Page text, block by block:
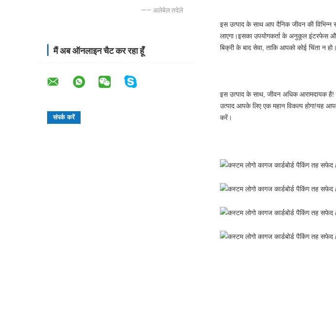
—— अलेबेल तदेले
मैं अब ऑनलाइन चैट कर रहा हूँ
इस उत्पाद के साथ आप दैनिक जीवन की
लाएगा।इसका उपयोगकर्ता के अनुकूल इंटरफेस
बिक्री के बाद सेवा, ताकि आपको कोई चिंता न हो।
इस उत्पाद के साथ, जीवन अधिक आरामदायक
उत्पाद आपके लिए एक महान विकल्प होगा!यह
करें।